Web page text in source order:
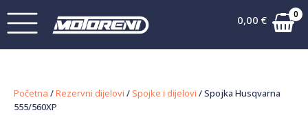
0,00 € 0
Početna /Rezervni dijelovi / Spojke i dijelovi / Spojka Husqvarna
555/560XP